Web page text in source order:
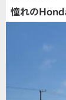
憧れの